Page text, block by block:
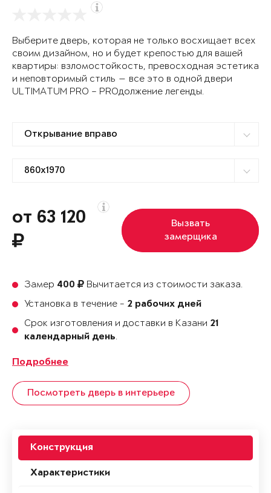
Выберите дверь, которая не только восхищает всех
своим дизайном, но и будет крепостью для вашей
квартиры: взломостойкость, превосходная эстетика
и неповторимый стиль — все это в одной двери
ULTIMATUM PRO – PROдолжение легенды.
от 63 120
Вызвать
замерщика
Замер 400
Вычитается из стоимости заказа.
Установка в течение - 2 рабочих дней
Срок изготовления и доставки в Казани 21
календарный день.
Подробнее
Посмотреть дверь в интерьере
Конструкция
Характеристики